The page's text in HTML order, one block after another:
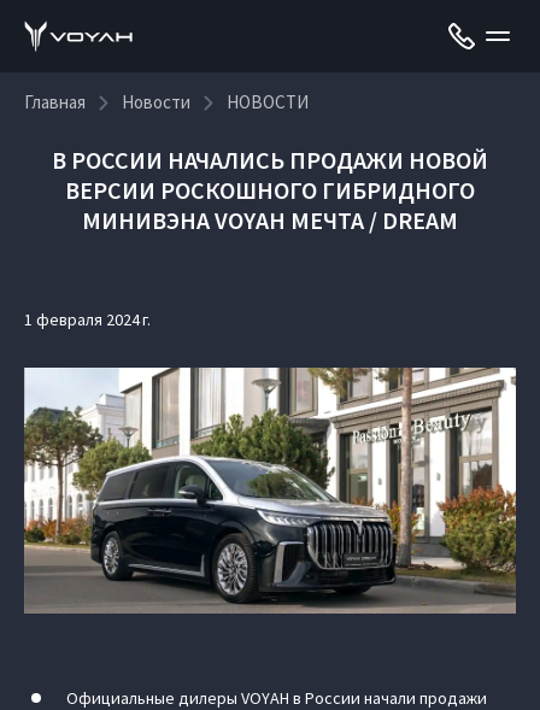
Главная Новости НОВОСТИ
В РОССИИ НАЧАЛИСЬ ПРОДАЖИ НОВОЙ
ВЕРСИИ РОСКОШНОГО ГИБРИДНОГО
МИНИВЭНА VOYAH МЕЧТА / DREAM
1 февраля 2024 г.
Официальные дилеры VOYAH в России начали продажи